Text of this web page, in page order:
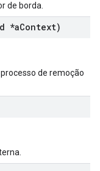
de borda.
*aContext)
de remoção